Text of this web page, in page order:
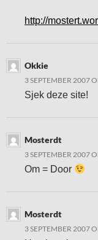
http://
Okkie
3 SEPTEMBER 2007
Sjek deze site!
Mosterdt
3 SEPTEMBER 2007
Om = Door
Mosterdt
3 SEPTEMBER 2007